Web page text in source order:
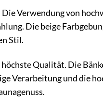
Verwendung von
Die beige
Stil.
Qualität. Die
Verarbeitung und die